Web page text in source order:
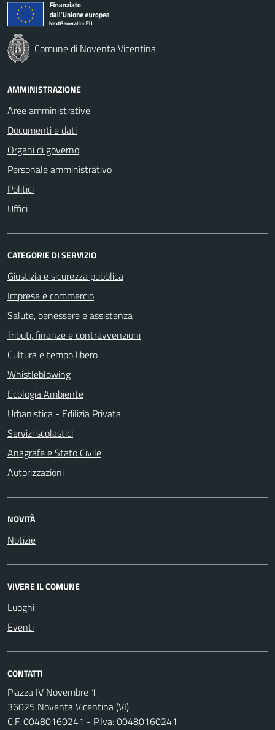
Comune di Noventa Vicentina
AMMINISTRAZIONE
Aree amministrative
Documenti e dati
Organi di governo
Personale amministrativo
Politici
Uffici
CATEGORIE DI SERVIZIO
Giustizia e sicurezza pubblica
Imprese e commercio
Salute, benessere e assistenza
Tributi, finanze e contravvenzioni
Cultura e tempo libero
Whistleblowing
Ecologia Ambiente
Urbanistica - Edilizia Privata
Servizi scolastici
Anagrafe e Stato Civile
Autorizzazioni
NOVITÀ
Notizie
VIVERE IL COMUNE
Luoghi
Eventi
CONTATTI
Piazza IV Novembre 1
36025 Noventa Vicentina (VI)
C.F. 00480160241 - P.Iva: 00480160241